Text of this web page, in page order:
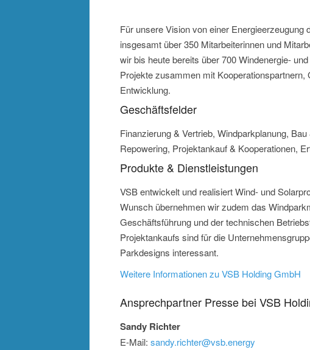
Für unsere Vision von einer
insgesamt über 350 Mitarbeiterinnen und
wir bis heute bereits über 700 Windenergie-
Projekte zusammen mit
Entwicklung.
Geschäftsfelder
Finanzierung & Vertrieb, Windparkplanung,
Repowering, Projektankauf & Kooperationen,
Produkte & Dienstleistungen
VSB entwickelt und realisiert Wind- und
Wunsch übernehmen wir zudem das
Geschäftsführung und der technischen
Projektankaufs sind für die
Parkdesigns interessant.
Weitere Informationen zu VSB Holding GmbH
Ansprechpartner Presse bei VSB
Sandy Richter
E-Mail: sandy.richter@vsb.energy